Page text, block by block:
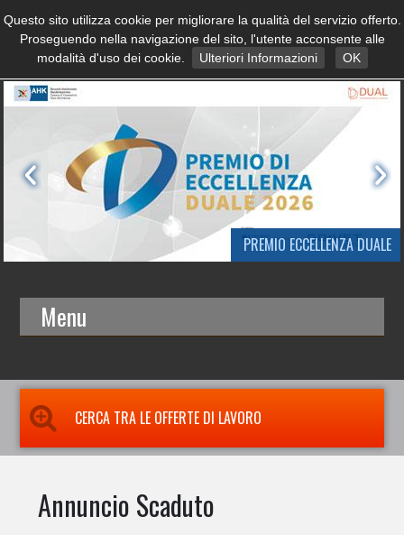
PREMIO ECCELLENZA DUALE
Menu
CERCA TRA LE OFFERTE DI LAVORO
Annuncio Scaduto
Questo sito utilizza cookie per migliorare la qualità del servizio offerto.
Proseguendo nella navigazione del sito, l'utente acconsente alle
modalità d'uso dei cookie.
Ulteriori Informazioni OK